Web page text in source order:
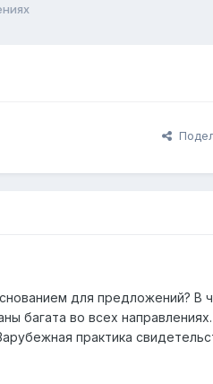
для предложений? В
багата во всех
практика